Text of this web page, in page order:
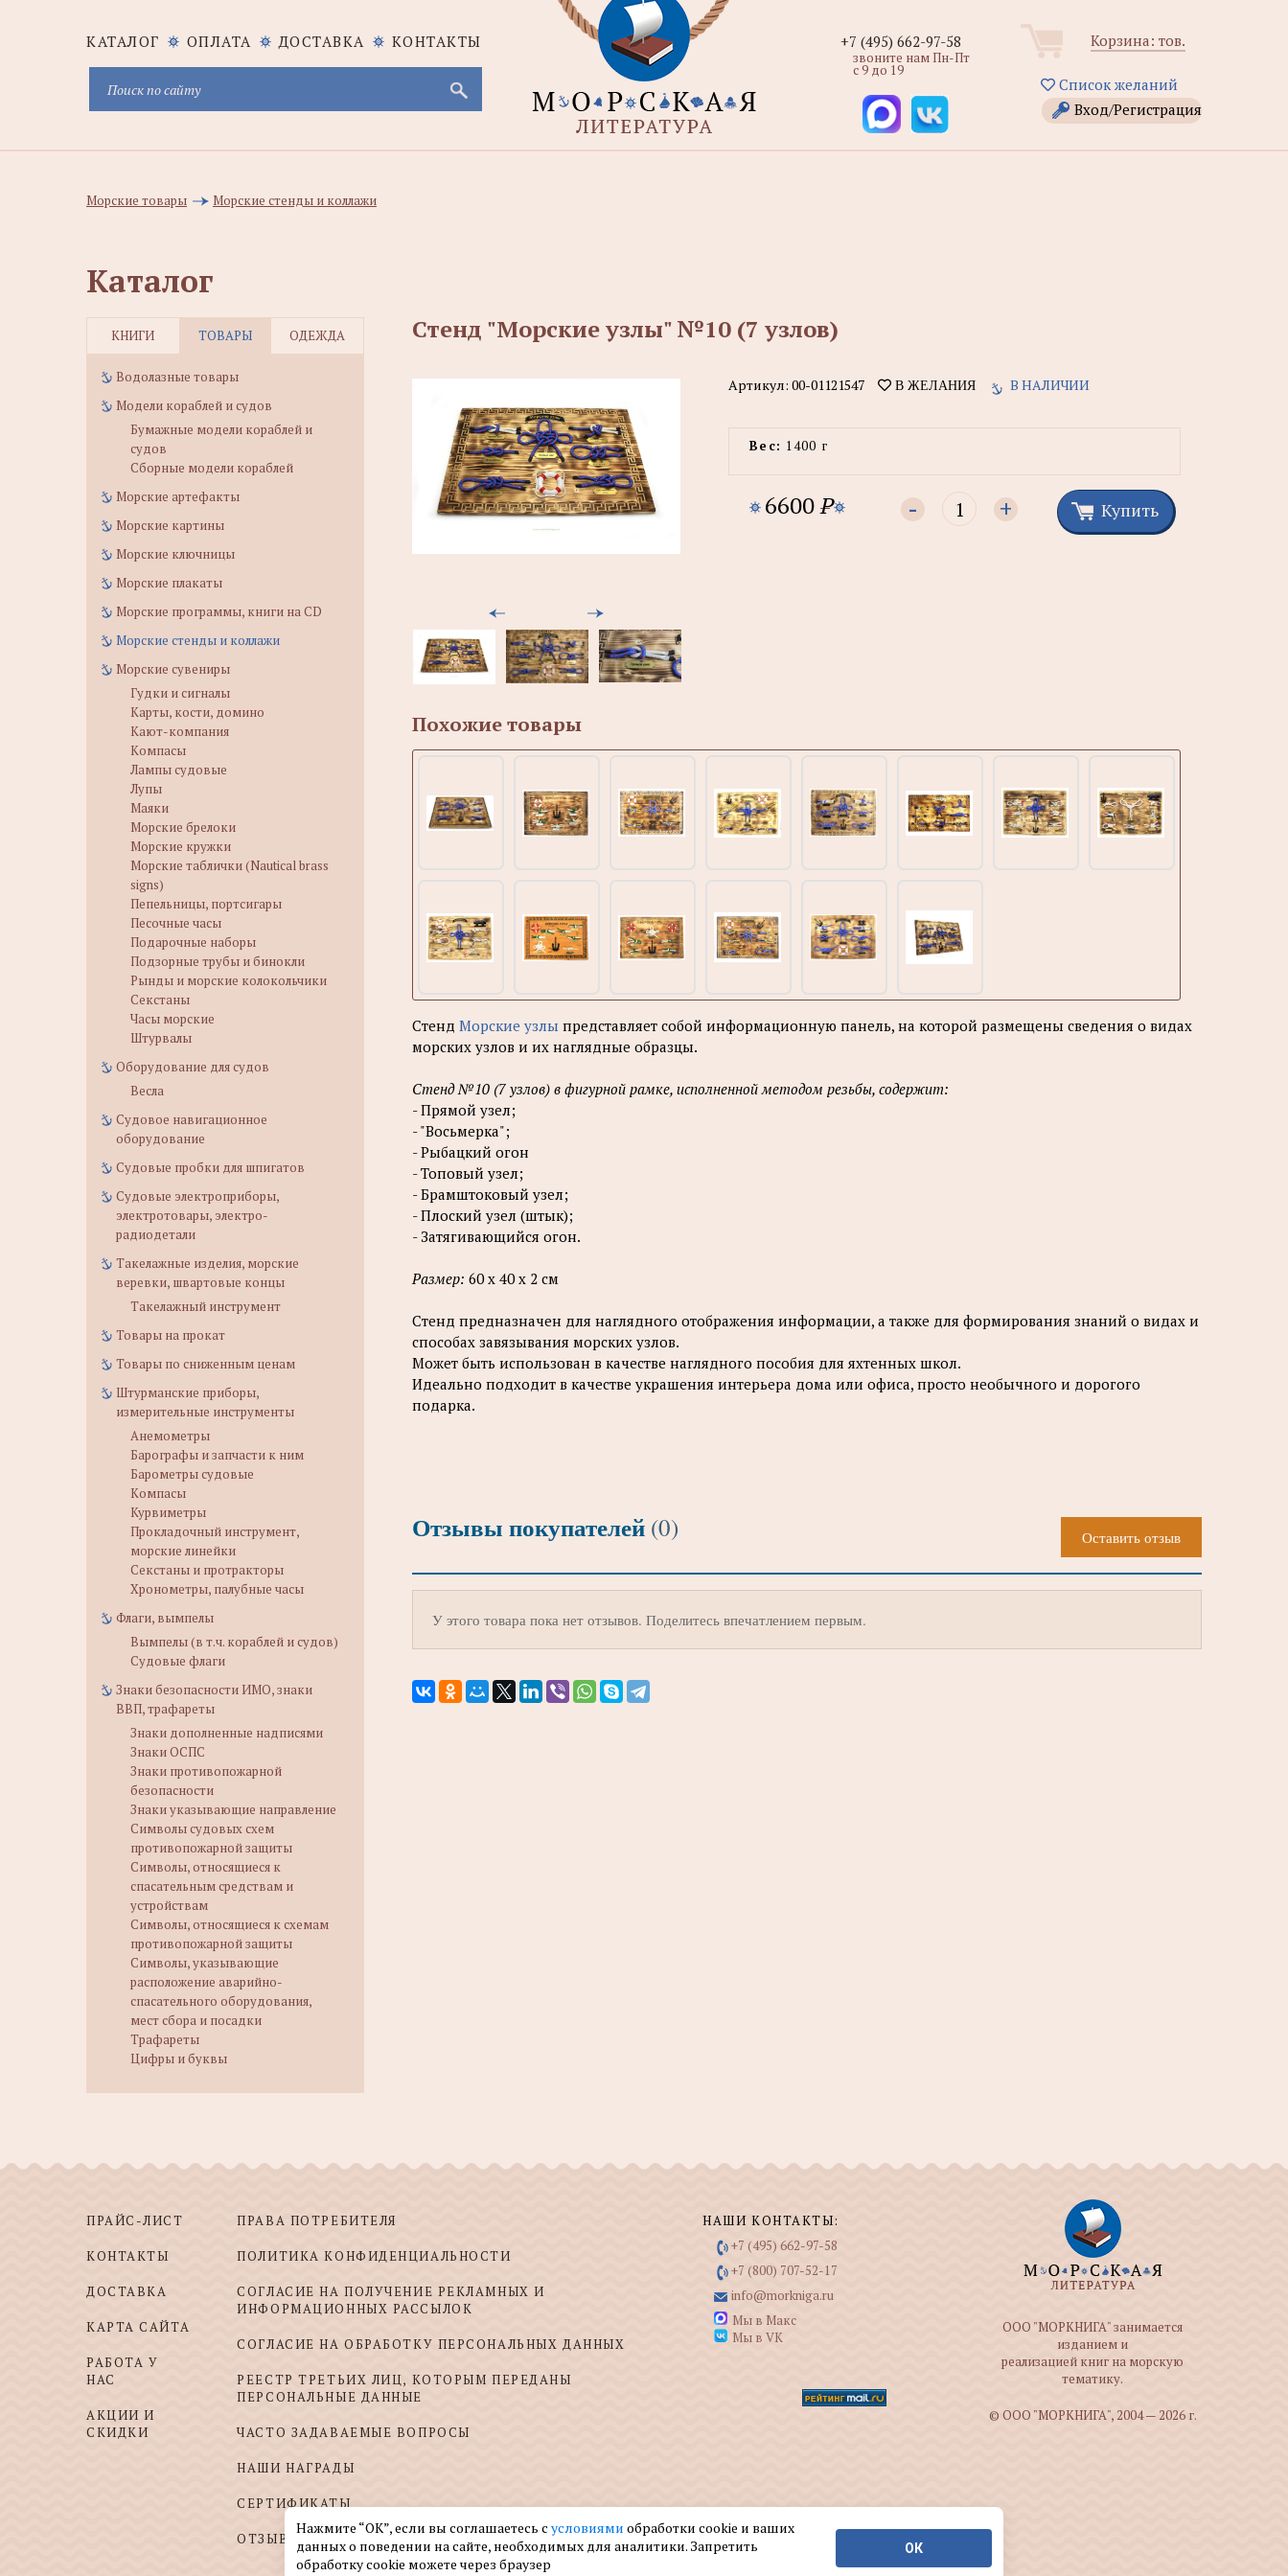
КАТАЛОГ ОПЛАТА ДОСТАВКА КОНТАКТЫ Корзина: тов.
Список желаний
Вход/Регистрация
+7 (495) 662-97-58
звоните нам Пн-Пт
с 9 до 19
Морские товары Морские стенды и коллажи
Каталог
КНИГИ ТОВАРЫ ОДЕЖДА
Водолазные товары
Модели кораблей и судов
Бумажные модели кораблей и
судов
Сборные модели кораблей
Морские артефакты
Морские картины
Морские ключницы
Морские плакаты
Морские программы, книги на CD
Морские стенды и коллажи
Морские сувениры
Гудки и сигналы
Карты, кости, домино
Кают-компания
Компасы
Лампы судовые
Лупы
Маяки
Морские брелоки
Морские кружки
Морские таблички (Nautical brass
signs)
Пепельницы, портсигары
Песочные часы
Подарочные наборы
Подзорные трубы и бинокли
Рынды и морские колокольчики
Секстаны
Часы морские
Штурвалы
Оборудование для судов
Весла
Судовое навигационное
оборудование
Судовые пробки для шпигатов
Судовые электроприборы,
электротовары, электро-
радиодетали
Такелажные изделия, морские
веревки, швартовые концы
Такелажный инструмент
Товары на прокат
Товары по сниженным ценам
Штурманские приборы,
измерительные инструменты
Анемометры
Барографы и запчасти к ним
Барометры судовые
Компасы
Курвиметры
Прокладочный инструмент,
морские линейки
Секстаны и протракторы
Хронометры, палубные часы
Флаги, вымпелы
Вымпелы (в т.ч. кораблей и судов)
Судовые флаги
Знаки безопасности ИМО, знаки
ВВП, трафареты
Знаки дополненные надписями
Знаки ОСПС
Знаки противопожарной
безопасности
Знаки указывающие направление
Символы судовых схем
противопожарной защиты
Символы, относящиеся к
спасательным средствам и
устройствам
Символы, относящиеся к схемам
противопожарной защиты
Символы, указывающие
расположение аварийно-
спасательного оборудования,
мест сбора и посадки
Трафареты
Цифры и буквы
Стенд "Морские узлы" №10 (7 узлов)
Артикул: 00-01121547 В ЖЕЛАНИЯ В НАЛИЧИИ
Вес: 1400 г
6600P - + Купить
Похожие товары
Стенд Морские узлы представляет собой информационную панель, на которой размещены сведения о видах
морских узлов и их наглядные образцы.
Стенд №10 (7 узлов) в фигурной рамке, исполненной методом резьбы, содержит:
- Прямой узел;
- "Восьмерка";
- Рыбацкий огон
- Топовый узел;
- Брамштоковый узел;
- Плоский узел (штык);
- Затягивающийся огон.
Размер: 60 х 40 х 2 см
Стенд предназначен для наглядного отображения информации, а также для формирования знаний о видах и
способах завязывания морских узлов.
Может быть использован в качестве наглядного пособия для яхтенных школ.
Идеально подходит в качестве украшения интерьера дома или офиса, просто необычного и дорогого
подарка.
Отзывы покупателей (0) Оставить отзыв
У этого товара пока нет отзывов. Поделитесь впечатлением первым.
ПРАЙС-ЛИСТ
КОНТАКТЫ
ДОСТАВКА
КАРТА САЙТА
РАБОТА У
НАС
АКЦИИ И
СКИДКИ
ПРАВА ПОТРЕБИТЕЛЯ
ПОЛИТИКА КОНФИДЕНЦИАЛЬНОСТИ
СОГЛАСИЕ НА ПОЛУЧЕНИЕ РЕКЛАМНЫХ И
ИНФОРМАЦИОННЫХ РАССЫЛОК
СОГЛАСИЕ НА ОБРАБОТКУ ПЕРСОНАЛЬНЫХ ДАННЫХ
РЕЕСТР ТРЕТЬИХ ЛИЦ, КОТОРЫМ ПЕРЕДАНЫ
ПЕРСОНАЛЬНЫЕ ДАННЫЕ
ЧАСТО ЗАДАВАЕМЫЕ ВОПРОСЫ
НАШИ НАГРАДЫ
СЕРТИФИКАТЫ
ОТЗЫВЫ И ПОЖЕЛАНИЯ
НАШИ КОНТАКТЫ:
+7 (495) 662-97-58
+7 (800) 707-52-17
info@morkniga.ru
Мы в Макс
Мы в VK
ООО "МОРКНИГА" занимается
изданием и
реализацией книг на морскую
тематику.
© ООО "МОРКНИГА", 2004 — 2026 г.
Нажмите “ОК”, если вы соглашаетесь с условиями обработки cookie и ваших
данных о поведении на сайте, необходимых для аналитики. Запретить
обработку cookie можете через браузер
ОК